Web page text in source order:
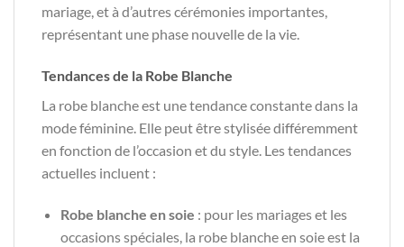
mariage, et à d’autres cérémonies importantes,
représentant une phase nouvelle de la vie.
Tendances de la Robe Blanche
La robe blanche est une tendance constante dans la
mode féminine. Elle peut être stylisée différemment
en fonction de l’occasion et du style. Les tendances
actuelles incluent :
Robe blanche en soie : pour les mariages et les
occasions spéciales, la robe blanche en soie est la